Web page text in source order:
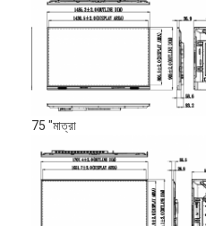
এলসিডি স্মার্ট বোর্ড
LED ইন্টারেক্টিভ হোয়াইটবোর্ড
ইন্টারেক্টিভ টাচ স্ক্রিন হোয়াইটবোর্ড
অল ইন ওয়ান ইন্টারেক্টিভ হোয়াইটবোর্ড
পোর্টেবল ইন্টারেক্টিভ হোয়াইটবোর্ড
75 "মাত্রা